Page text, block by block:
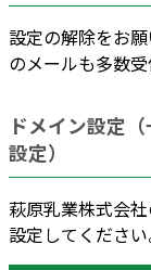
設定の解除をお
のメールも多数
ドメイン設定
設定）
萩原乳業株式会
設定してください